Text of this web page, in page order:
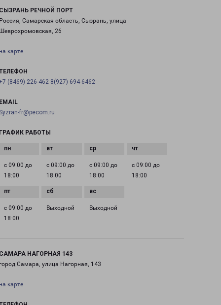
РЕЧНОЙ ПОРТ
Самарская область, Сызрань, улица
26
карте
(8469) 226-462 8(927) 694-6462
fr@pecom.ru
РАБОТЫ
с 09:00 до
18:00
с 09:00 до
18:00
с 09:00 до
18:00
с 09:00 до
18:00
с 09:00 до
18:00
Выходной Выходной
НАГОРНАЯ 143
Самара, улица Нагорная, 143
карте